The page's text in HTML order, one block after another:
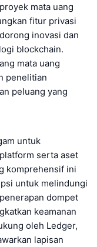
mata uang
fitur privasi
inovasi dan
blockchain.
mata uang
penelitian
peluang yang
untuk
serta aset
komprehensif ini
untuk melindungi
dompet
keamanan
oleh Ledger,
lapisan